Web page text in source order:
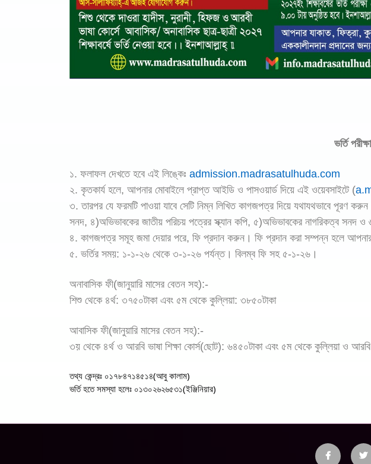
ভর্তি
১. ফলাফল দেখতে হবে এই লিঙ্কেঃ admission.madrasatulhuda.com
২. কৃতকার্য হলে, আপনার মোবাইলে প্রাপ্ত আইডি ও পাসওয়ার্ড দিয়ে এই ওয়েবসাইটে (
৩. তারপর যে ফরমটি পাওয়া যাবে সেটি নিম্ন লিখিত কাগজপত্র দিয়ে যথাযথভাবে পূরণ করুন।
সনদ, ৪)অভিভাবকের জাতীয় পরিচয় পত্রের স্ক্যান কপি, ৫)অভিভাবকের নাগরিকত্ব সনদ ও
৪. কাগজপত্র সমূহ জমা দেয়ার পরে, ফি প্রদান করুন। ফি প্রদান করা সম্পন্ন হলে
৫. ভর্তির সময়: ১-১-২৬ থেকে ৩-১-২৬ পর্যন্ত। বিলম্ব ফি সহ ৫-১-২৬।
অনাবাসিক ফী(জানুয়ারি মাসের বেতন সহ):-
শিশু থেকে ৪র্থ: ৩৭৫০টাকা এবং ৫ম থেকে কুল্লিয়া: ৩৮৫০টাকা
আবাসিক ফী(জানুয়ারি মাসের বেতন সহ):-
৩য় থেকে ৪র্থ ও আরবি ভাষা শিক্ষা কোর্স(ছোট): ৬৪৫০টাকা এবং ৫ম থেকে কুল্লিয়া ও আরবি
তথ্য কেন্দ্রঃ ০১৭৮৪৭১৪৫১৪(আবু কালাম)
ভর্তি হতে সমস্যা হলেঃ ০১৩০২৬২৬৫৩১(ইঞ্জিনিয়ার)